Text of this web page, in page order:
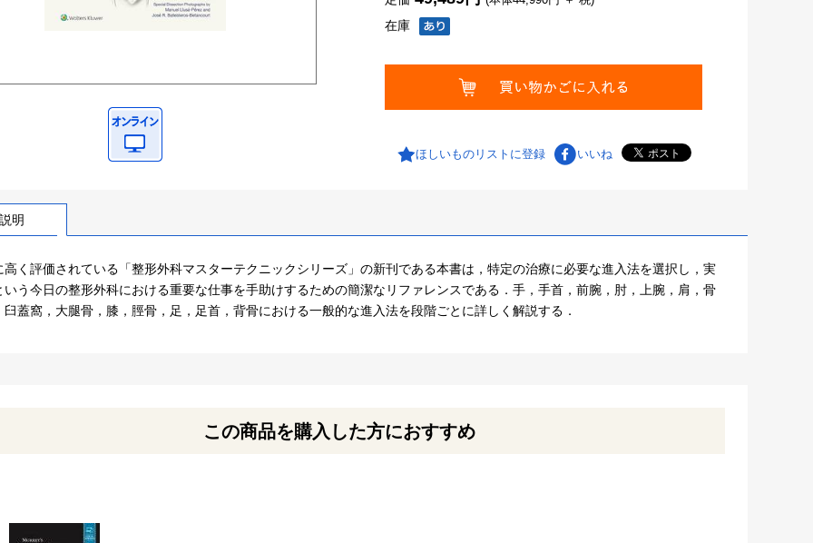
在庫
ほしいものリストに登録 いいね
明
高く評価されている「整形外科マスターテクニックシリーズ」の新刊である本書は，特定の治療に必要な進入法を選択し，実
いう今日の整形外科における重要な仕事を手助けするための簡潔なリファレンスである．手，手首，前腕，肘，上腕，肩，骨
臼蓋窩，大腿骨，膝，脛骨，足，足首，背骨における一般的な進入法を段階ごとに詳しく解説する．
この商品を購入した方におすすめ